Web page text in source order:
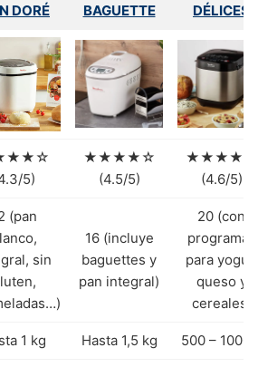
DORÉ
BAGUETTE
DÉLICES
5)
★★★★☆
(4.5/5)
★★★★★
(4.6/5)
(pan
sin
16 (incluye
baguettes y
pan integral)
20 (con
programas
para yogur,
queso y
cereales)
1 kg Hasta 1,5 kg 500 – 1000